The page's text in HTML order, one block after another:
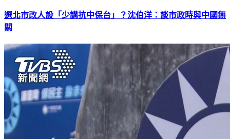
選北市改人設「少講抗中保台」？沈伯洋：談市政時與中國無
關